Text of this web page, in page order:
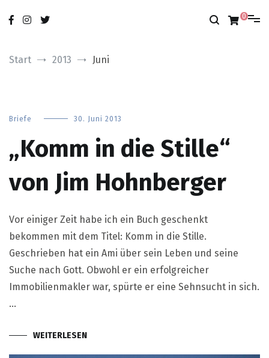
Inhalt
springen
modobonum
nur das Gute 0
Start 2013 Juni
Briefe 30. Juni 2013
„Komm in die Stille“
von Jim Hohnberger
Vor einiger Zeit habe ich ein Buch geschenkt
bekommen mit dem Titel: Komm in die Stille.
Geschrieben hat ein Ami über sein Leben und seine
Suche nach Gott. Obwohl er ein erfolgreicher
Immobilienmakler war, spürte er eine Sehnsucht in sich.
…
WEITERLESEN